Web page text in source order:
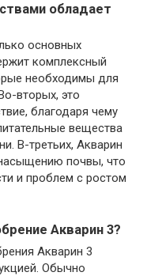
обладает
основных
комплексный
необходимы для
вторых, это
благодаря чему
вещества
В-третьих, Акварин
почвы, что
и проблем с ростом
Акварин 3?
Акварин 3
Обычно